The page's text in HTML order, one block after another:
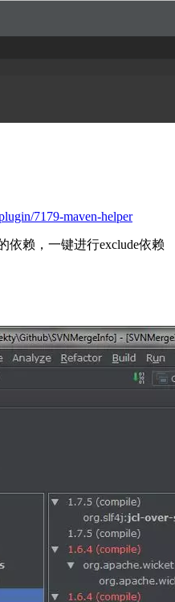
7179-maven-helper
依赖，一键进行exclude依赖